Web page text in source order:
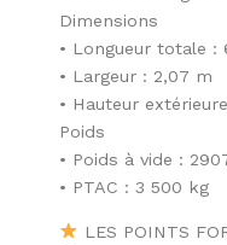
Dimensions
• Longueur totale :
• Largeur : 2,07 m
• Hauteur
Poids
• Poids à vide :
• PTAC : 3 500 kg
LES POINTS